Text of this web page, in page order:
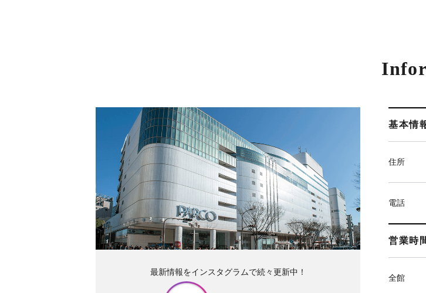
基本情
住所
電話
営業時
全館
最新情報をインスタグラムで続々更新中！